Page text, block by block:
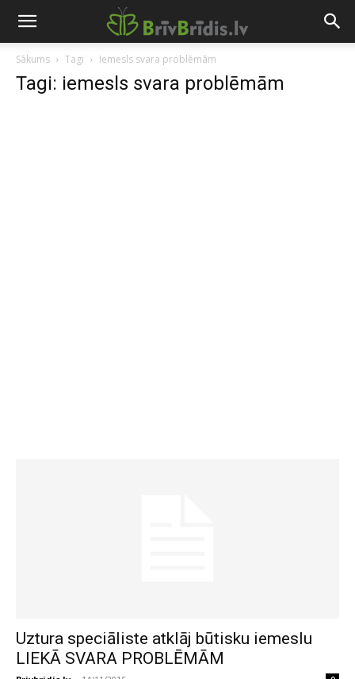
Sākums Tagi Iemesls svara problēmām
Tagi: iemesls svara problēmām
Uztura speciāliste atklāj būtisku iemeslu
LIEKĀ SVARA PROBLĒMĀM